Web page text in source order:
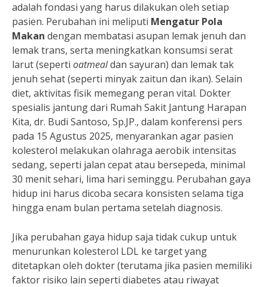
adalah fondasi yang harus dilakukan oleh setiap
pasien. Perubahan ini meliputi Mengatur Pola
Makan dengan membatasi asupan lemak jenuh dan
lemak trans, serta meningkatkan konsumsi serat
larut (seperti oatmealdan sayuran) dan lemak tak
jenuh sehat (seperti minyak zaitun dan ikan). Selain
diet, aktivitas fisik memegang peran vital. Dokter
spesialis jantung dari Rumah Sakit Jantung Harapan
Kita, dr. Budi Santoso, Sp.JP., dalam konferensi pers
pada 15 Agustus 2025, menyarankan agar pasien
kolesterol melakukan olahraga aerobik intensitas
sedang, seperti jalan cepat atau bersepeda, minimal
30 menit sehari, lima hari seminggu. Perubahan gaya
hidup ini harus dicoba secara konsisten selama tiga
hingga enam bulan pertama setelah diagnosis.
Jika perubahan gaya hidup saja tidak cukup untuk
menurunkan kolesterol LDL ke target yang
ditetapkan oleh dokter (terutama jika pasien memiliki
faktor risiko lain seperti diabetes atau riwayat